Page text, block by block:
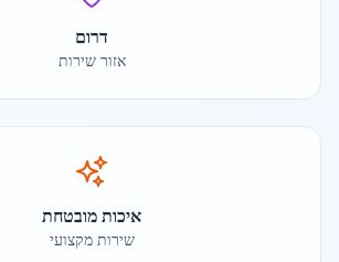
דרום
אזור שירות
איכות מובטחת
שירות מקצועי